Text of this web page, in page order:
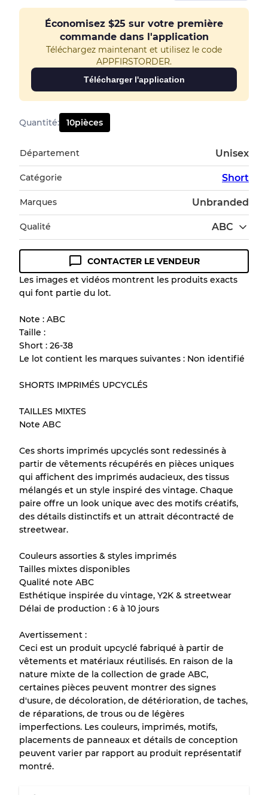
Économisez $25 sur votre première
commande dans l'application
Téléchargez maintenant et utilisez le code
APPFIRSTORDER.
Télécharger l'application
Quantité: 10pièces
Département Unisex
Catégorie Short
Marques Unbranded
Qualité ABC
Guide des conditions
Tous les produits incluent un niveau de
de chaque article avant l'achat.
Il y a une marge d'erreur allant jusqu'à 10%
en raison de la vente en gros
Notre système à 3 niveaux
Qualité BPeu utilisé
Qualité C Usure visible avec taches
Répartition pour ratios mixtes
Qualité AB
70% A, 30% B
Qualité BC
CONTACTER LE VENDEUR
Les images et vidéos montrent les produits exacts
qui font partie du lot.
Note : ABC
Taille :
Short : 26-38
Le lot contient les marques suivantes : Non identifié
SHORTS IMPRIMÉS UPCYCLÉS
TAILLES MIXTES
Note ABC
Ces shorts imprimés upcyclés sont redessinés à
partir de vêtements récupérés en pièces uniques
qui affichent des imprimés audacieux, des tissus
mélangés et un style inspiré des vintage. Chaque
paire offre un look unique avec des motifs créatifs,
des détails distinctifs et un attrait décontracté de
streetwear.
Couleurs assorties & styles imprimés
Tailles mixtes disponibles
Qualité note ABC
Esthétique inspirée du vintage, Y2K & streetwear
Délai de production : 6 à 10 jours
Avertissement :
Ceci est un produit upcyclé fabriqué à partir de
vêtements et matériaux réutilisés. En raison de la
nature mixte de la collection de grade ABC,
certaines pièces peuvent montrer des signes
d'usure, de décoloration, de détérioration, de taches,
de réparations, de trous ou de légères
imperfections. Les couleurs, imprimés, motifs,
placements de panneaux et détails de conception
peuvent varier par rapport au produit représentatif
montré.